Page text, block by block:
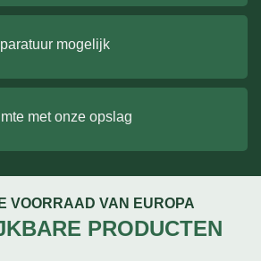
mogelijk
met onze opslag
VOORRAAD VAN EUROPA
PRODUCTEN